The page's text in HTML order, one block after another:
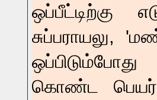
ஒப்பீட்டிற்கு
சுப்பராயலு,
கொண்ட